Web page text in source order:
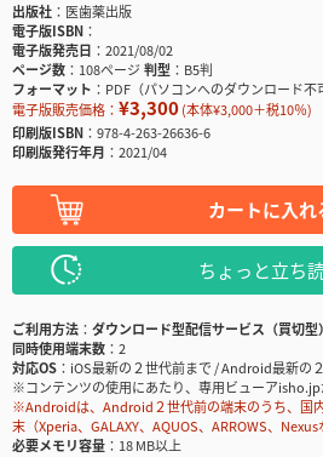
出版社
医歯薬出版
電子版ISBN
電子版発売日
2021/08/02
ページ数
108ページ判型
B5判
フォーマット
PDF（パソコンへのダウンロード不
電子版販売価格： ¥3,300(本体¥3,000＋税10％)
印刷版ISBN
978-4-263-26636-6
印刷版発行年月
2021/04
カートに入れ
ちょっと立ち
ご利用方法
ダウンロード型配信サービス（買切型）
同時使用端末数
2
対応OS
iOS最新の２世代前まで / Android最新の
※コンテンツの使用にあたり、専用ビューア
※Androidは、Android２世代前の端末のうち、国
末（Xperia、GALAXY、AQUOS、ARROWS、
必要メモリ容量
18 MB以上